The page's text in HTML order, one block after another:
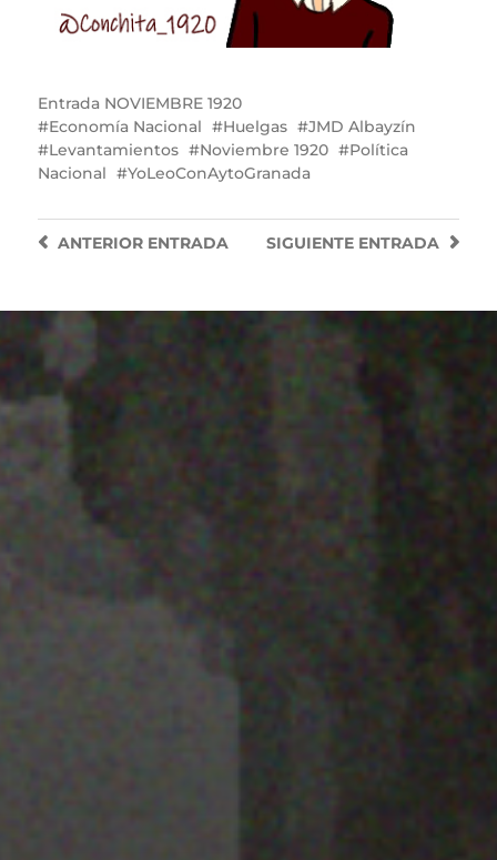
Entrada NOVIEMBRE 1920
Economía Nacional
Huelgas
JMD Albayzín
Levantamientos
Noviembre 1920
Política
Nacional
YoLeoConAytoGranada
SIGUIENTE ENTRADA
ANTERIORENTRADA